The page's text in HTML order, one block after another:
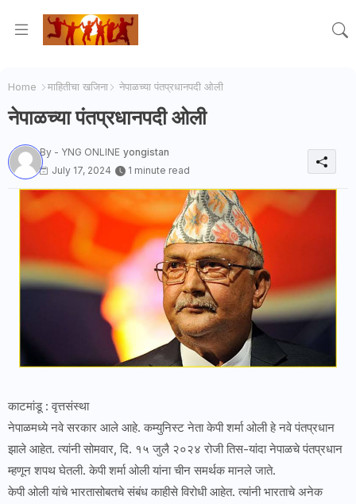
Home माहितीचा खजिना नेपाळच्या पंतप्रधानपदी ओली
नेपाळच्या पंतप्रधानपदी ओली
By - YNG ONLINE yongistan
July 17, 2024
1 minute read
काटमांडू : वृत्तसंस्था
नेपाळमध्ये नवे सरकार आले आहे. कम्युनिस्ट नेता केपी शर्मा ओली हे नवे पंतप्रधान
झाले आहेत. त्यांनी सोमवार, दि. १५ जुलै २०२४ रोजी तिस-यांदा नेपाळचे पंतप्रधान
म्हणून शपथ घेतली. केपी शर्मा ओली यांना चीन समर्थक मानले जाते.
केपी ओली यांचे भारतासोबतचे संबंध काहीसे विरोधी आहेत. त्यांनी भारताचे अनेक